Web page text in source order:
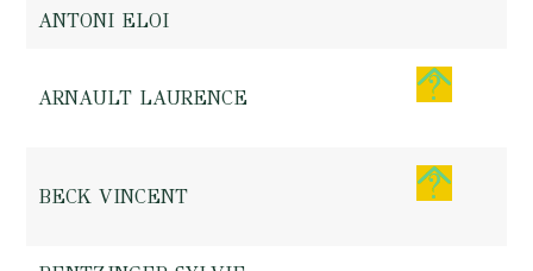
ANTONI ELOI
ARNAULT LAURENCE
BECK VINCENT